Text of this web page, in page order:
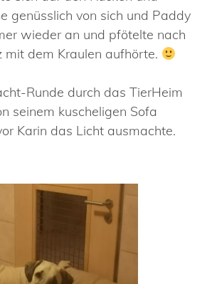
genüsslich von sich und Paddy
wieder an und pfötelte nach
mit dem Kraulen aufhörte.
Runde durch das TierHeim
seinem kuscheligen Sofa
Karin das Licht ausmachte.